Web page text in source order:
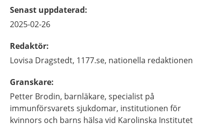
Senast uppdaterad:
2025-02-26
Redaktör:
Lovisa Dragstedt, 1177.se, nationella redaktionen
Granskare:
Petter Brodin, barnläkare, specialist på
immunförsvarets sjukdomar, institutionen för
kvinnors och barns hälsa vid Karolinska Institutet